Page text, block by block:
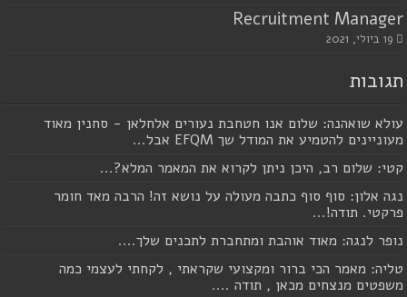
Recruitment Manager
19 ביולי, 2021
תגובות
עולא שואהנה: שלום אנו חטחבת נעורים אלחלאן - סחנין מאוד
מעוניינים להטמיע את המודל שך EFQM אבל...
קטי: שלום רב, היכן ניתן לקרוא את המאמר המלא?...
נגה אלון: סוף סוף כתבה מעולה על נושא זה! הרבה מאד חומר
פרקטי. תודה!...
נופר לנגה: מאוד אוהבת ומתחברת לתכנים שלך....
טליה: מאמר הכי ברור ומקצועי שקראתי , לקחתי לעצמי כמה
משפטים מנצחים מכאן , תודה ....